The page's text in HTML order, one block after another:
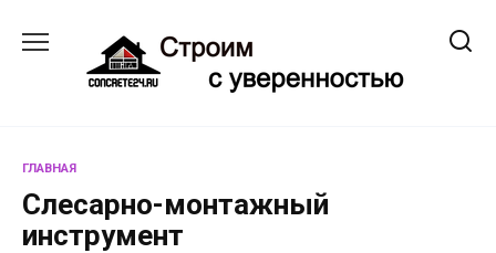
содержанию
ГЛАВНАЯ
Слесарно-монтажный
инструмент